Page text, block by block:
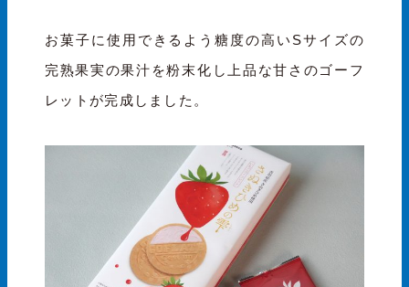
お菓子に使用できるよう糖度の高いSサイズの
完熟果実の果汁を粉末化し上品な甘さのゴーフ
レットが完成しました。